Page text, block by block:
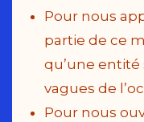
Pour nous
partie de ce
qu’une entité
vagues de
Pour nous